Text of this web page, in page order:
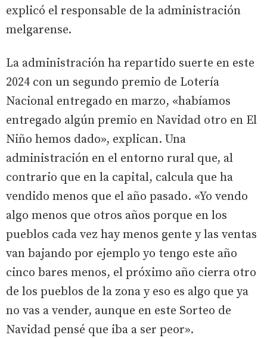
explicó el responsable de la administración
melgarense.
La administración ha repartido suerte en este
2024 con un segundo premio de Lotería
Nacional entregado en marzo, «habíamos
entregado algún premio en Navidad otro en El
Niño hemos dado», explican. Una
administración en el entorno rural que, al
contrario que en la capital, calcula que ha
vendido menos que el año pasado. «Yo vendo
algo menos que otros años porque en los
pueblos cada vez hay menos gente y las ventas
van bajando por ejemplo yo tengo este año
cinco bares menos, el próximo año cierra otro
de los pueblos de la zona y eso es algo que ya
no vas a vender, aunque en este Sorteo de
Navidad pensé que iba a ser peor».